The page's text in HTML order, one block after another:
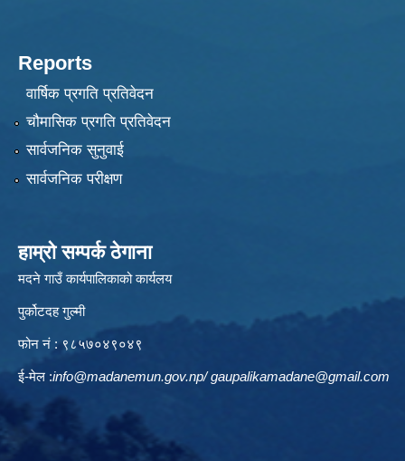
Reports
वार्षिक प्रगति प्रतिवेदन
चौमासिक प्रगति प्रतिवेदन
सार्वजनिक सुनुवाई
सार्वजनिक परीक्षण
हाम्रो सम्पर्क ठेगाना
मदने गाउँ कार्यपालिकाको कार्यलय
पुर्कोटदह गुल्मी
फोन नं : ९८५७०४९०४९
ई-मेल :info@madanemun.gov.np/gaupalikamadane@gmail.com